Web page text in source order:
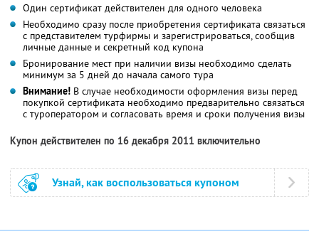
Один сертификат действителен для одного человека
Необходимо сразу после приобретения сертификата связаться
с представителем турфирмы и зарегистрироваться, сообщив
личные данные и секретный код купона
Бронирование мест при наличии визы необходимо сделать
минимум за 5 дней до начала самого тура
Внимание! В случае необходимости оформления визы перед
покупкой сертификата необходимо предварительно связаться
с туроператором и согласовать время и сроки получения визы
Купон действителен по 16 декабря 2011 включительно
Узнай, как воспользоваться купоном